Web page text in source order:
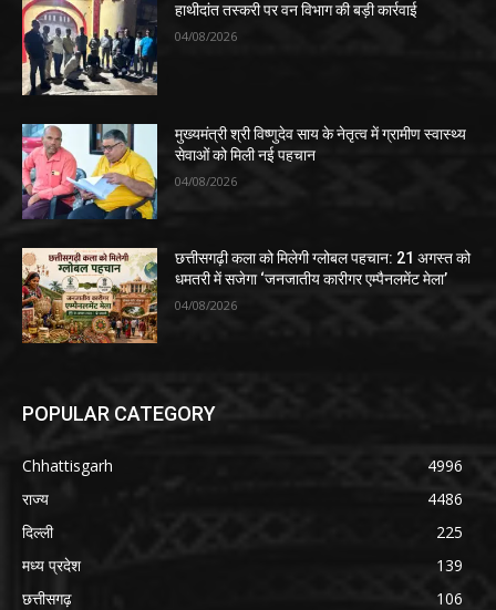
हाथीदांत तस्करी पर वन विभाग की बड़ी कार्रवाई
04/08/2026
मुख्यमंत्री श्री विष्णुदेव साय के नेतृत्व में ग्रामीण स्वास्थ्य
सेवाओं को मिली नई पहचान
04/08/2026
​छत्तीसगढ़ी कला को मिलेगी ग्लोबल पहचान: 21 अगस्त को
धमतरी में सजेगा ‘जनजातीय कारीगर एम्पैनलमेंट मेला’
04/08/2026
POPULAR CATEGORY
Chhattisgarh
4996
राज्य
4486
दिल्ली
225
मध्य प्रदेश
139
छत्तीसगढ़
106